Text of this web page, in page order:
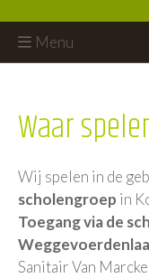
Menu
Waar
Wij spelen in de
scholengroep in
Toegang via de
Sanitair Van